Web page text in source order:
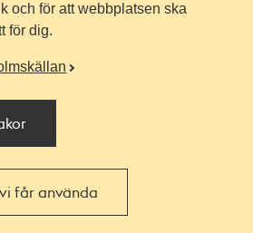
och för att webbplatsen ska
för dig.
får använda